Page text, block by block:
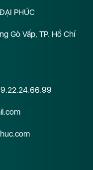
PHÚC
Gò Vấp, TP. Hồ Chí